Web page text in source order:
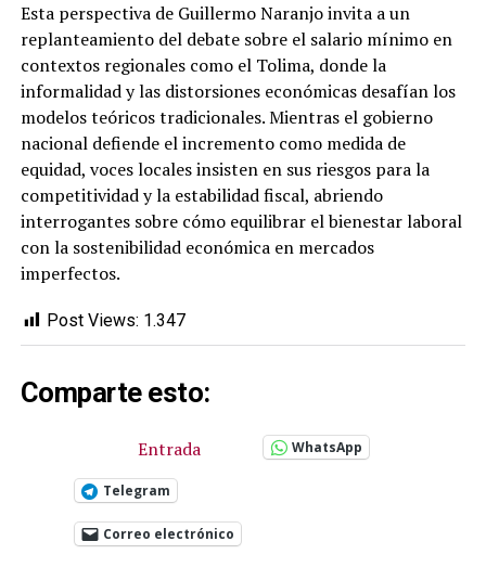
Esta perspectiva de Guillermo Naranjo invita a un
replanteamiento del debate sobre el salario mínimo en
contextos regionales como el Tolima, donde la
informalidad y las distorsiones económicas desafían los
modelos teóricos tradicionales. Mientras el gobierno
nacional defiende el incremento como medida de
equidad, voces locales insisten en sus riesgos para la
competitividad y la estabilidad fiscal, abriendo
interrogantes sobre cómo equilibrar el bienestar laboral
con la sostenibilidad económica en mercados
imperfectos.
Post Views: 1.347
Comparte esto:
Entrada WhatsApp
Telegram
Correo electrónico